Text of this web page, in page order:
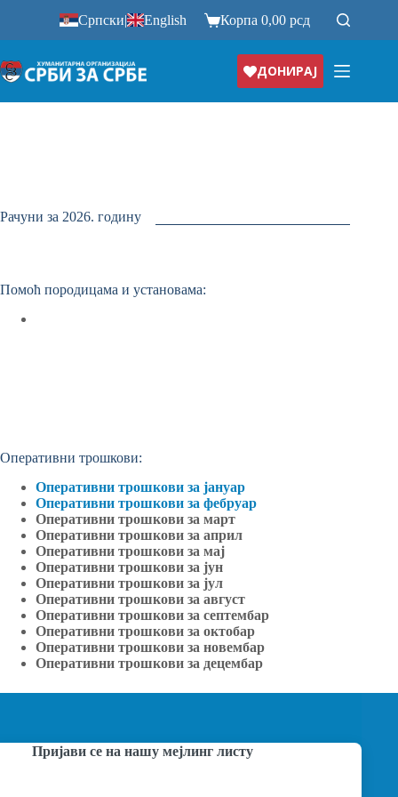
Српски| English Корпа0,00рсд
ДОНИРАЈ
Рачуни за 2026. годину
Помоћ породицама и установама:
Оперативни трошкови:
Оперативни трошкови за јануар
Оперативни трошкови за фебруар
Оперативни трошкови за март
Оперативни трошкови за април
Оперативни трошкови за мај
Оперативни трошкови за јун
Оперативни трошкови за јул
Оперативни трошкови за август
Оперативни трошкови за септембар
Оперативни трошкови за октобар
Оперативни трошкови за новембар
Оперативни трошкови за децембар
Пријави се на нашу мејлинг листу